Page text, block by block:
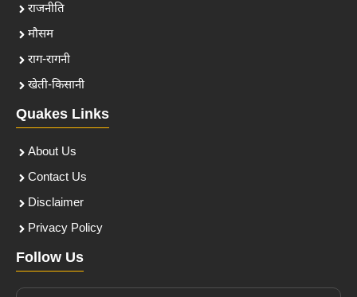
राजनीति
मौसम
राग-रागनी
खेती-किसानी
Quakes Links
About Us
Contact Us
Disclaimer
Privacy Policy
Follow Us